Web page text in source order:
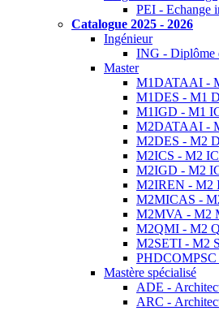
PEI - Echange
Catalogue 2025 - 2026
Ingénieur
ING - Diplôme
Master
M1DATAAI -
M1DES - M1
M1IGD - M1
M2DATAAI -
M2DES - M2
M2ICS - M2
M2IGD - M2
M2IREN - M2
M2MICAS -
M2MVA - M2
M2QMI - M2
M2SETI - M2
PHDCOMPSC
Mastère spécialisé
ADE -
ARC -